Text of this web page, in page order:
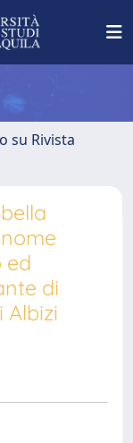
su Rivista
ed
di
Albizi